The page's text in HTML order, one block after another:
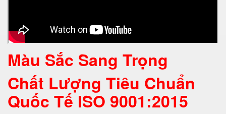
Màu Sắc Sang Trọng
Chất Lượng Tiêu Chuẩn
Quốc TếISO 9001:2015